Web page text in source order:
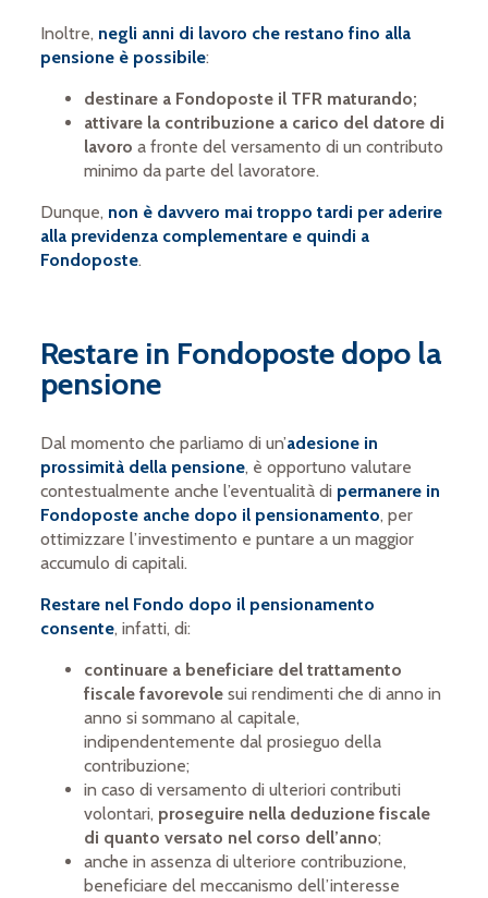
Inoltre, negli anni di lavoro che restano fino alla
pensione è possibile:
destinare a Fondoposte il TFR maturando;
attivare la contribuzione a carico del datore di
lavoro a fronte del versamento di un contributo
minimo da parte del lavoratore.
Dunque, non è davvero mai troppo tardi per aderire
alla previdenza complementare e quindi a
Fondoposte.
Restare in Fondoposte dopo la
pensione
Dal momento che parliamo di un’adesione in
prossimità della pensione, è opportuno valutare
contestualmente anche l’eventualità di permanere in
Fondoposte anche dopo il pensionamento, per
ottimizzare l’investimento e puntare a un maggior
accumulo di capitali.
Restare nel Fondo dopo il pensionamento
consente, infatti, di:
continuare a beneficiare del trattamento
fiscale favorevole sui rendimenti che di anno in
anno si sommano al capitale,
indipendentemente dal prosieguo della
contribuzione;
in caso di versamento di ulteriori contributi
volontari, proseguire nella deduzione fiscale
di quanto versato nel corso dell’anno;
anche in assenza di ulteriore contribuzione,
beneficiare del meccanismo dell’interesse